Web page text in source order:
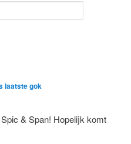
laatste gok
& Span! Hopelijk komt